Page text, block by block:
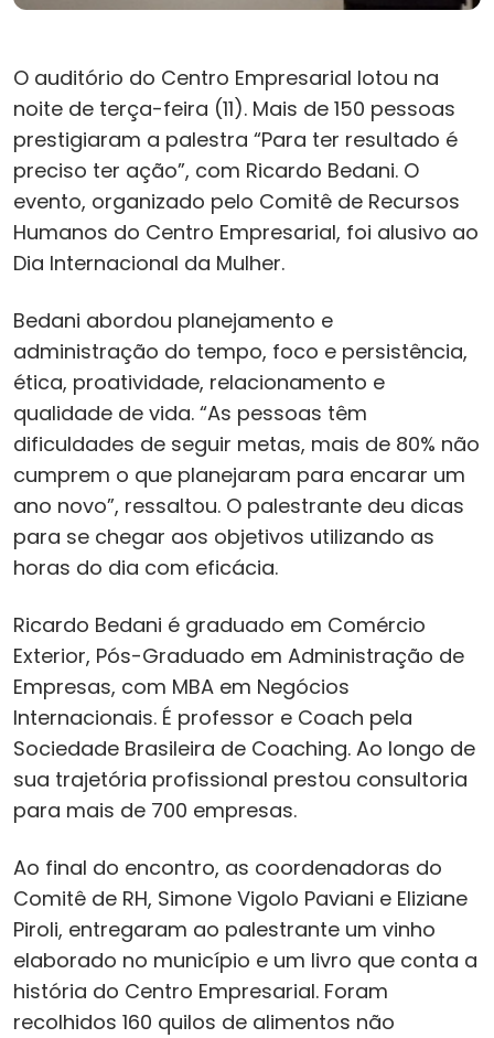
O auditório do Centro Empresarial lotou na
noite de terça-feira (11). Mais de 150 pessoas
prestigiaram a palestra “Para ter resultado é
preciso ter ação”, com Ricardo Bedani. O
evento, organizado pelo Comitê de Recursos
Humanos do Centro Empresarial, foi alusivo ao
Dia Internacional da Mulher.
Bedani abordou planejamento e
administração do tempo, foco e persistência,
ética, proatividade, relacionamento e
qualidade de vida. “As pessoas têm
dificuldades de seguir metas, mais de 80% não
cumprem o que planejaram para encarar um
ano novo”, ressaltou. O palestrante deu dicas
para se chegar aos objetivos utilizando as
horas do dia com eficácia.
Ricardo Bedani é graduado em Comércio
Exterior, Pós-Graduado em Administração de
Empresas, com MBA em Negócios
Internacionais. É professor e Coach pela
Sociedade Brasileira de Coaching. Ao longo de
sua trajetória profissional prestou consultoria
para mais de 700 empresas.
Ao final do encontro, as coordenadoras do
Comitê de RH, Simone Vigolo Paviani e Eliziane
Piroli, entregaram ao palestrante um vinho
elaborado no município e um livro que conta a
história do Centro Empresarial. Foram
recolhidos 160 quilos de alimentos não